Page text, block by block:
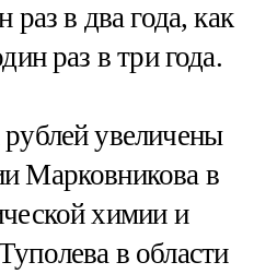
раз в два года, как
раз в три года.
увеличены
Марковникова в
химии и
в области